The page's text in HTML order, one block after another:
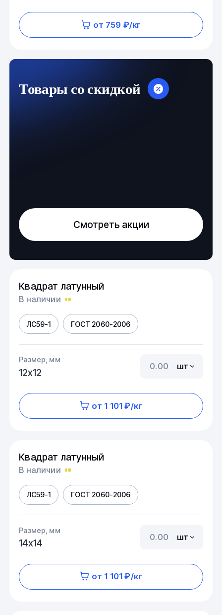
от 759 ₽/кг
Товары со скидкой
Смотреть акции
Квадрат латунный
В наличии
ЛС59-1 ГОСТ 2060-2006
Размер, мм
12х12
шт
от 1 101 ₽/кг
Квадрат латунный
В наличии
ЛС59-1 ГОСТ 2060-2006
Размер, мм
14х14
шт
от 1 101 ₽/кг